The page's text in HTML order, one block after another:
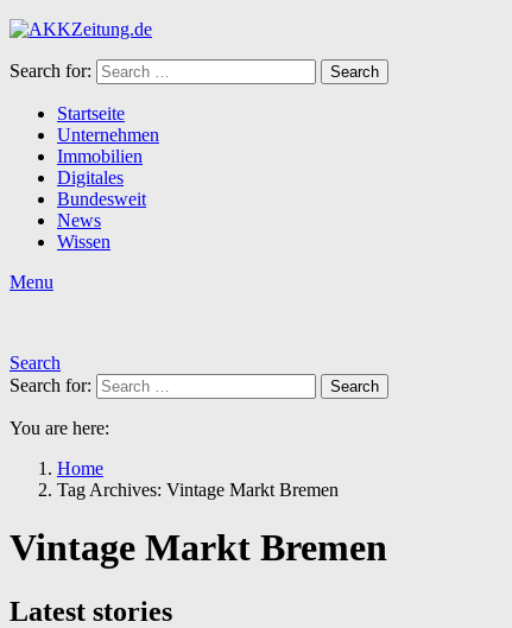
Search for: Search
Startseite
Unternehmen
Immobilien
Digitales
Bundesweit
News
Wissen
Menu
Search
Search for:
Search
You are here:
Home
Tag Archives: Vintage Markt Bremen
Vintage Markt Bremen
Latest stories